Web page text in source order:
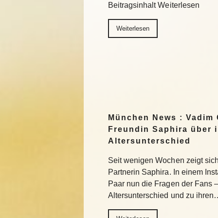
Beitragsinhalt Weiterlesen
Weiterlesen
München News :
Freundin Saphira über
Altersunterschied
Seit wenigen Wochen zeigt
Partnerin Saphira. In einem
Paar nun die Fragen der Fans
Altersunterschied und zu